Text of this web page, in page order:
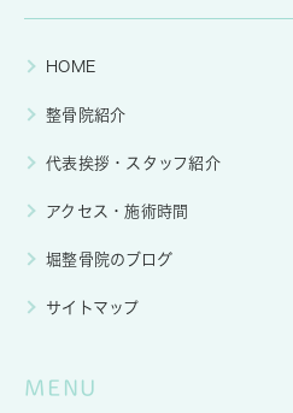
HOME
整骨院紹介
代表挨拶・スタッフ紹介
アクセス・施術時間
堀整骨院のブログ
サイトマップ
MENU